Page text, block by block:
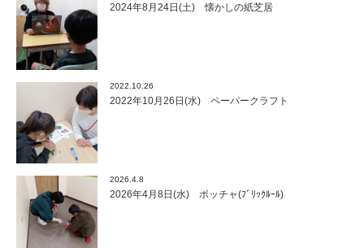
2024年8月24日(土) 懐かしの紙芝居
2022.10.26
2022年10月26日(水) ペーパークラフト
2026.4.8
2026年4月8日(水) ボッチャ(ﾌﾞﾘｯｸﾙｰﾙ)